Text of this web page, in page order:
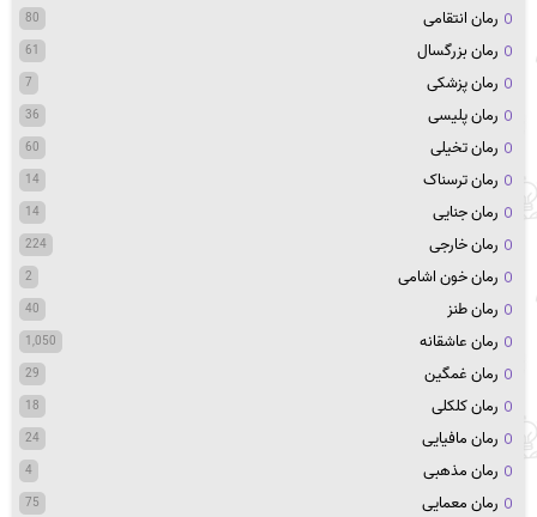
رمان انتقامی 80
رمان بزرگسال 61
رمان پزشکی 7
رمان پلیسی 36
رمان تخیلی 60
رمان ترسناک 14
رمان جنایی 14
رمان خارجی 224
رمان خون اشامی 2
رمان طنز 40
رمان عاشقانه 1,050
رمان غمگین 29
رمان کلکلی 18
رمان مافیایی 24
رمان مذهبی 4
رمان معمایی 75